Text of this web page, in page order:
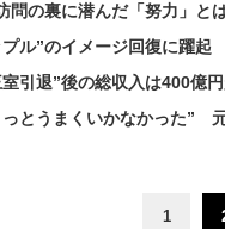
問の裏に潜んだ「努力」
ル”のイメージ回復に躍
引退”後の総収入は400億
とうまくいかなかった”
1